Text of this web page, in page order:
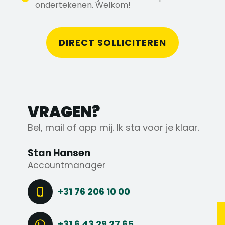
ondertekenen. Welkom!
DIRECT SOLLICITEREN
VRAGEN?
Bel, mail of app mij. Ik sta voor je klaar.
Stan Hansen
Accountmanager
+31 76 206 10 00